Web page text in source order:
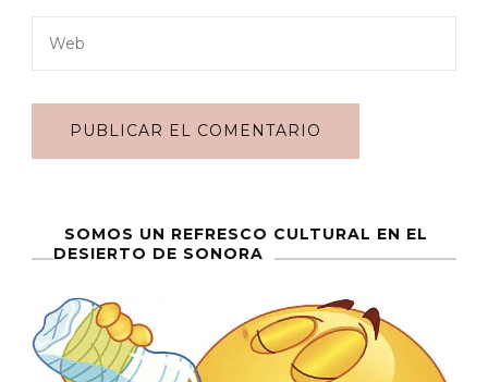
SOMOS UN REFRESCO CULTURAL EN EL
DESIERTO DE SONORA